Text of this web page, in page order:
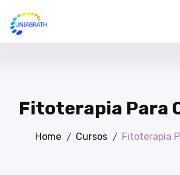
Fitoterapia Para
Home Cursos Fitoterapia